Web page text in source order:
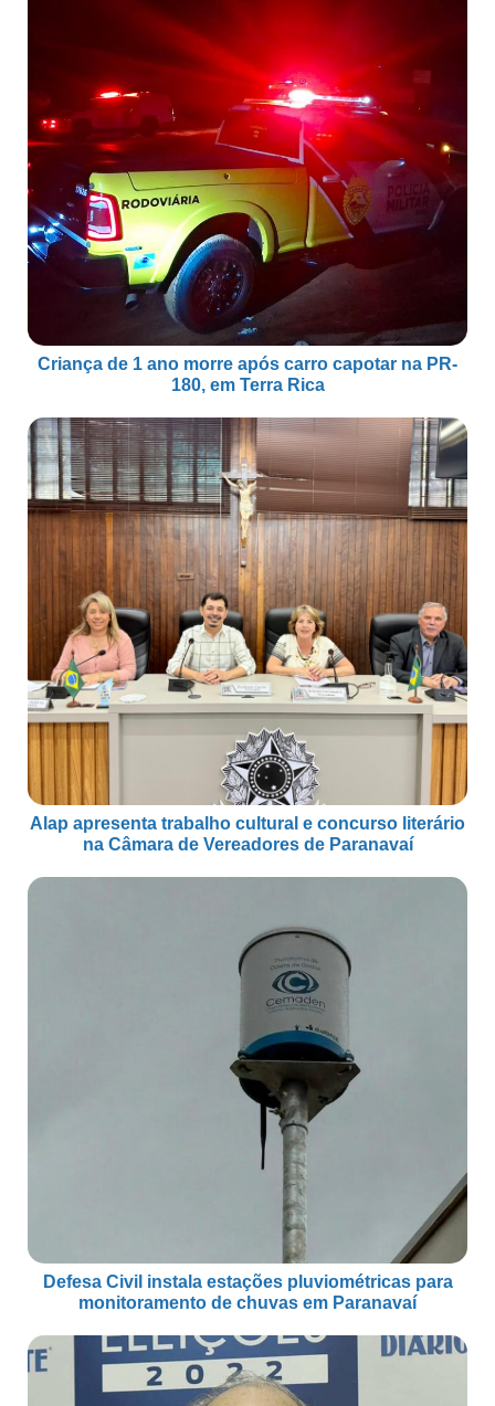
Criança de 1 ano morre após carro capotar na PR-
180, em Terra Rica
Alap apresenta trabalho cultural e concurso literário
na Câmara de Vereadores de Paranavaí
Defesa Civil instala estações pluviométricas para
monitoramento de chuvas em Paranavaí